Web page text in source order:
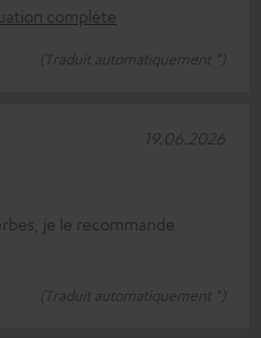
complète
(Traduit automatiquement *)
je le recommande
(Traduit automatiquement *)
19.06.2026